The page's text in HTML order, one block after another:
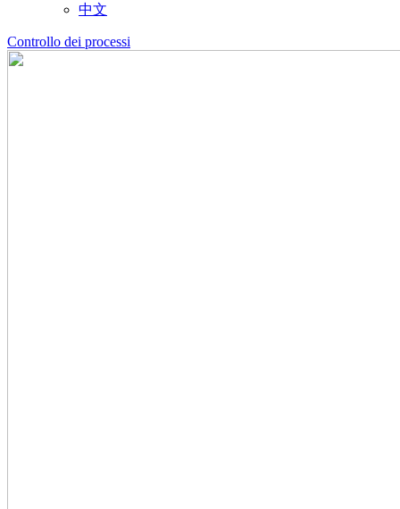
中文
Controllo dei processi